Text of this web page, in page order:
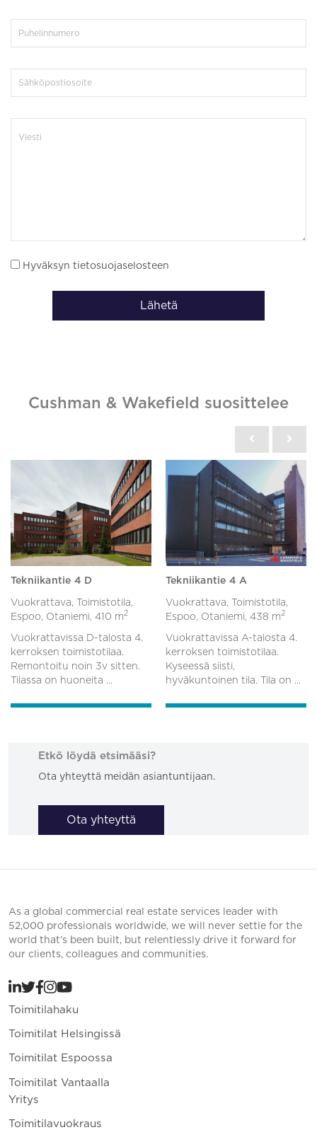
Hyväksyn tietosuojaselosteen
Lähetä
Cushman & Wakefield suosittelee
Tekniikantie 4 D
Vuokrattava, Toimistotila,
Espoo, Otaniemi, 410 m2
Vuokrattavissa D-talosta 4.
kerroksen toimistotilaa.
Remontoitu noin 3v sitten.
Tilassa on huoneita ...
Tekniikantie 4 A
Vuokrattava, Toimistotila,
Espoo, Otaniemi, 438 m2
Vuokrattavissa A-talosta 4.
kerroksen toimistotilaa.
Kyseessä siisti,
hyväkuntoinen tila. Tila on ...
Etkö löydä etsimääsi?
Ota yhteyttä meidän asiantuntijaan.
Ota yhteyttä
As a global commercial real estate services leader with
52,000 professionals worldwide, we will never settle for the
world that’s been built, but relentlessly drive it forward for
our clients, colleagues and communities.
Toimitilahaku
Toimitilat Helsingissä
Toimitilat Espoossa
Toimitilat Vantaalla
Yritys
Toimitilavuokraus